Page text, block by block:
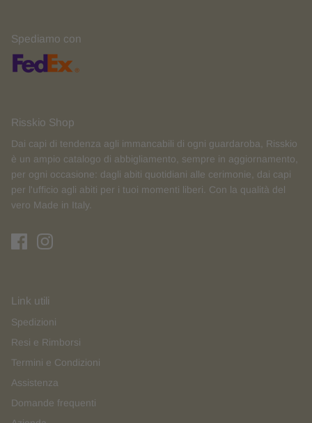
Spediamo con
Risskio Shop
Dai capi di tendenza agli immancabili di ogni guardaroba, Risskio
è un ampio catalogo di abbigliamento, sempre in aggiornamento,
per ogni occasione: dagli abiti quotidiani alle cerimonie, dai capi
per l'ufficio agli abiti per i tuoi momenti liberi. Con la qualità del
vero Made in Italy.
Link utili
Spedizioni
Resi e Rimborsi
Termini e Condizioni
Assistenza
Domande frequenti